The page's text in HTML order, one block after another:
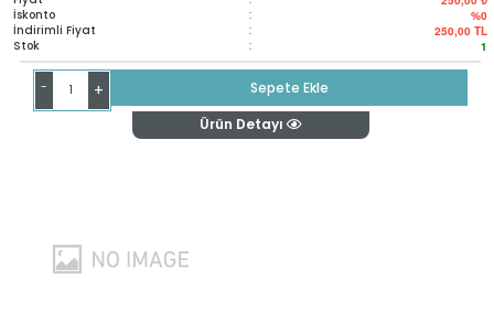
İskonto : %0
İndirimli Fiyat : 250,00 TL
Stok : 1
- +
Sepete Ekle
Ürün Detayı